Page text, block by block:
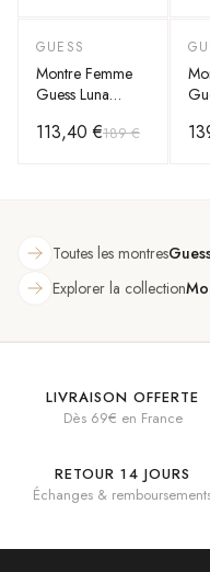
-40 %
GUESS
Montre Femme
Guess Luna
cadran vert
113,40 €189 €
-30
Toutes les montres
Explorer la collection
LIVRAISON OFFERTE
Dès 69€ en France
RETOUR 14 JOURS
Échanges &